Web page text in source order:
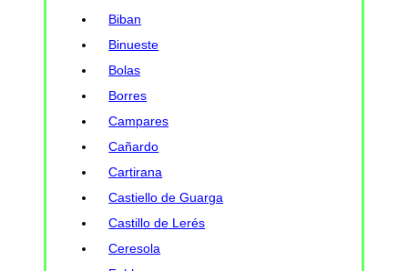
Biban
Binueste
Bolas
Borres
Campares
Cañardo
Cartirana
Castiello de Guarga
Castillo de Lerés
Ceresola